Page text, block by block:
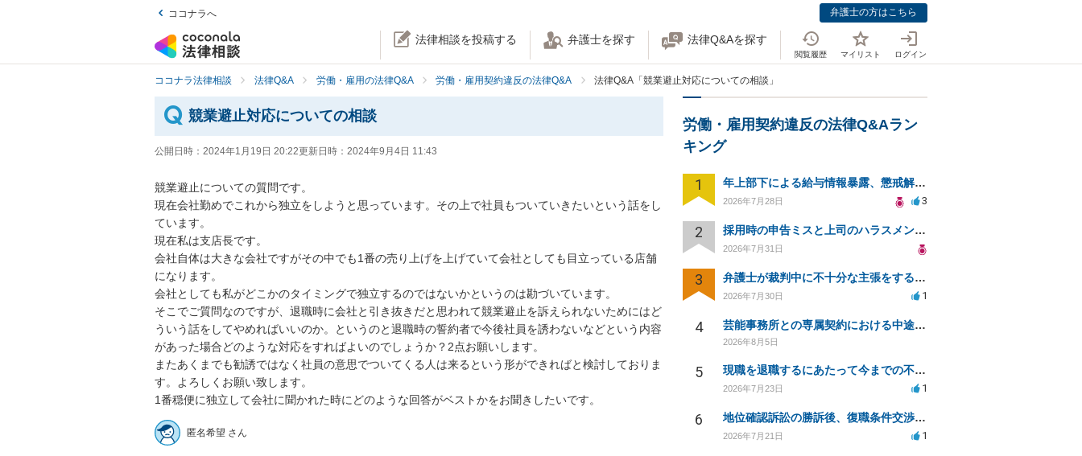
ココナラへ 弁護士の方はこちら
法律相談を投稿する 弁護士を探す 法律Q&Aを探す
閲覧履歴 マイリスト ログイン
ココナラ法律相談 法律Q&A 労働・雇用の法律Q&A 労働・雇用契約違反の法律Q&A 法律Q&A「競業避止対応についての相談」
競業避止対応についての相談
公開日時： 2024年1月19日 20:22更新日時： 2024年9月4日 11:43
競業避止についての質問です。
現在会社勤めでこれから独立をしようと思っています。その上で社員もついていきたいという話をし
ています。
現在私は支店長です。
会社自体は大きな会社ですがその中でも1番の売り上げを上げていて会社としても目立っている店舗
になります。
会社としても私がどこかのタイミングで独立するのではないかというのは勘づいています。
そこでご質問なのですが、退職時に会社と引き抜きだと思われて競業避止を訴えられないためにはど
ういう話をしてやめればいいのか。というのと退職時の誓約者で今後社員を誘わないなどという内容
があった場合どのような対応をすればよいのでしょうか？2点お願いします。
またあくまでも勧誘ではなく社員の意思でついてくる人は来るという形ができればと検討しておりま
す。よろしくお願い致します。
1番穏便に独立して会社に聞かれた時にどのような回答がベストかをお聞きしたいです。
匿名希望 さん
労働・雇用契約違反の法律Q&Aラン
キング
1 年上部下による給与情報暴露、懲戒解雇は可能ですか？
2026年7月28日 3
2 採用時の申告ミスと上司のハラスメント、事前対応は？
2026年7月31日
3 弁護士が裁判中に不十分な主張をすることの影響について
2026年7月30日 1
4 芸能事務所との専属契約における中途解約時の違約金について相談したいです
2026年8月5日
5 現職を退職するにあたって今までの不法な部分の慰謝料等は請求できるのか。
2026年7月23日 1
6 地位確認訴訟の勝訴後、復職条件交渉と嫌がらせ対策について
2026年7月21日 1